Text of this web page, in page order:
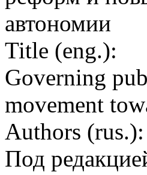
автономии
Title (eng.):
Governing
movement
Authors (rus.):
Под